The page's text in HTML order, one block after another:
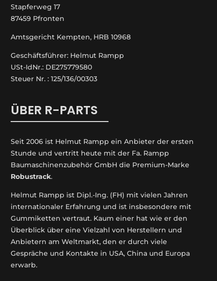
Stapferweg 17
87459 Pfronten
Amtsgericht Kempten, HRB 10968
Geschäftsführer: Helmut Rampp
USt-IdNr.: DE275779580
Steuer Nr. : 125/136/00303
ÜBER R-PARTS
Seit 2006 ist Helmut Rampp ein An­bieter der ersten
Stunde und vertritt heute mit der Fa. Rampp
Baumaschinenzubehör GmbH die Premium-Marke
Robustrack.
Helmut Rampp ist Dipl.-Ing. (FH) mit vielen Jahren
internationaler Erfahrung und ist insbesondere mit
Gummiketten vertraut. Kaum einer hat wie er den
Überblick über eine Vielzahl von Herstellern und
Anbietern am Weltmarkt, den er durch viele
Gespräche und Kontakte in USA, China und Europa
erwarb.